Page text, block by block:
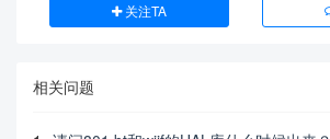
关注TA
相关问题